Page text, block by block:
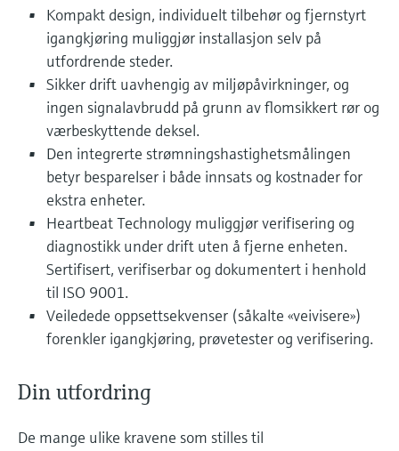
velg ditt relevante industriformål for å sikre
et pålitelig utvalg.
Informasjon om enheten
Få tilgang til spesifikke enhetsopplysninger
(bruksanvisning, teknisk informasjon, nyere
produkter og reservedeler) ved å skrive inn
serienummeret som finnes på enhetens
typeskilt.
Finn reservedeler
Finn riktig reservedel ved å skrive inn
produktrot, ordrekode eller serienummer
Handle alt
Fotometre til industrien
TS-måling med
mikrobølgeteknologi
Enklere væskeanalyse med
Memosens-teknologi
Handle alt
Kompakt design, individuelt tilbehør og fjernstyrt
igangkjøring muliggjør installasjon selv på
utfordrende steder.
Sikker drift uavhengig av miljøpåvirkninger, og
ingen signalavbrudd på grunn av flomsikkert rør og
værbeskyttende deksel.
Den integrerte strømningshastighetsmålingen
betyr besparelser i både innsats og kostnader for
ekstra enheter.
Heartbeat Technology muliggjør verifisering og
diagnostikk under drift uten å fjerne enheten.
Sertifisert, verifiserbar og dokumentert i henhold
til ISO 9001.
Veiledede oppsettsekvenser (såkalte «veivisere»)
forenkler igangkjøring, prøvetester og verifisering.
Din utfordring
De mange ulike kravene som stilles til